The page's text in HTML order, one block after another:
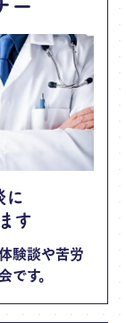
す
験談や苦労
す。